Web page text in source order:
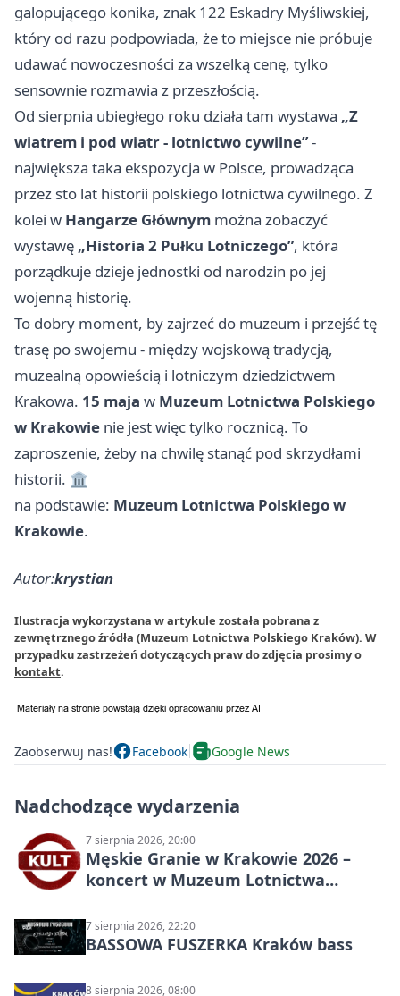
galopującego konika, znak 122 Eskadry Myśliwskiej,
który od razu podpowiada, że to miejsce nie próbuje
udawać nowoczesności za wszelką cenę, tylko
sensownie rozmawia z przeszłością.
Od sierpnia ubiegłego roku działa tam wystawa „Z
wiatrem i pod wiatr - lotnictwo cywilne”-
największa taka ekspozycja w Polsce, prowadząca
przez sto lat historii polskiego lotnictwa cywilnego. Z
kolei w Hangarze Głównym można zobaczyć
wystawę „Historia 2 Pułku Lotniczego”, która
porządkuje dzieje jednostki od narodzin po jej
wojenną historię.
To dobry moment, by zajrzeć do muzeum i przejść tę
trasę po swojemu - między wojskową tradycją,
muzealną opowieścią i lotniczym dziedzictwem
Krakowa. 15 maja w Muzeum Lotnictwa Polskiego
w Krakowie nie jest więc tylko rocznicą. To
zaproszenie, żeby na chwilę stanąć pod skrzydłami
historii. 🏛️
na podstawie: Muzeum Lotnictwa Polskiego w
Krakowie.
Autor:krystian
Ilustracja wykorzystana w artykule została pobrana z
zewnętrznego źródła (Muzeum Lotnictwa Polskiego Kraków). W
przypadku zastrzeżeń dotyczących praw do zdjęcia prosimy o
kontakt.
Zaobserwuj nas! Facebook Google News
Nadchodzące wydarzenia
7 sierpnia 2026, 20:00
Męskie Granie w Krakowie 2026 –
koncert w Muzeum Lotnictwa
7 sierpnia 2026, 22:20
BASSOWA FUSZERKA Kraków bass
8 sierpnia 2026, 08:00